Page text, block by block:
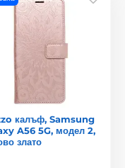
калъф, Samsung
A56 5G, модел 2,
злато